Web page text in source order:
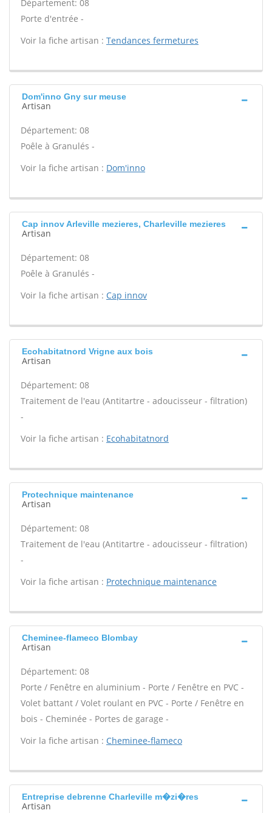
Département: 08
Porte d'entrée -
Voir la fiche artisan : Tendances fermetures
Dom'inno Gny sur meuse
Artisan
Département: 08
Poêle à Granulés -
Voir la fiche artisan : Dom'inno
Cap innov Arleville mezieres, Charleville mezieres
Artisan
Département: 08
Poêle à Granulés -
Voir la fiche artisan : Cap innov
Ecohabitatnord Vrigne aux bois
Artisan
Département: 08
Traitement de l'eau (Antitartre - adoucisseur - filtration)
-
Voir la fiche artisan : Ecohabitatnord
Protechnique maintenance
Artisan
Département: 08
Traitement de l'eau (Antitartre - adoucisseur - filtration)
-
Voir la fiche artisan : Protechnique maintenance
Cheminee-flameco Blombay
Artisan
Département: 08
Porte / Fenêtre en aluminium - Porte / Fenêtre en PVC -
Volet battant / Volet roulant en PVC - Porte / Fenêtre en
bois - Cheminée - Portes de garage -
Voir la fiche artisan : Cheminee-flameco
Entreprise debrenne Charleville m�zi�res
Artisan